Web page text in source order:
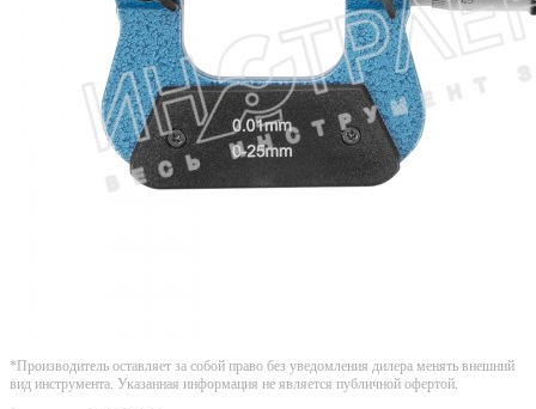
*Производитель оставляет за собой право без уведомления дилера менять внешний
вид инструмента. Указанная информация не является публичной офертой.